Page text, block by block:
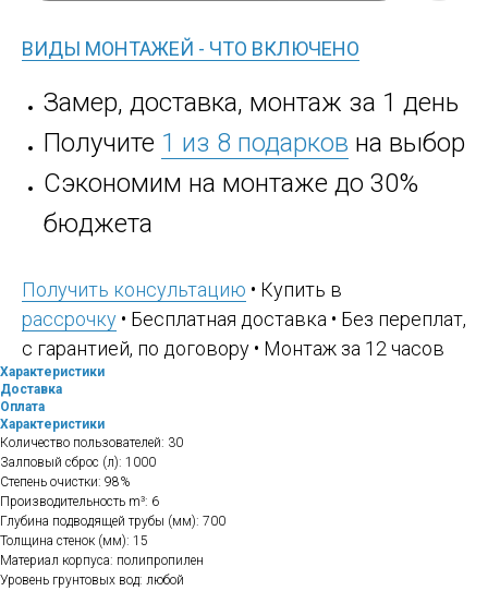
ВИДЫ МОНТАЖЕЙ - ЧТО ВКЛЮЧЕНО
Замер, доставка, монтаж за 1 день
Получите 1 из 8 подарков на выбор
Сэкономим на монтаже до 30%
бюджета
Получить консультацию • Купить в
рассрочку • Бесплатная доставка • Без переплат,
с гарантией, по договору • Монтаж за 12 часов
Характеристики
Доставка
Оплата
Характеристики
Количество пользователей: 30
Залповый сброс (л): 1000
Степень очистки: 98%
Производительность m³: 6
Глубина подводящей трубы (мм): 700
Толщина стенок (мм): 15
Материал корпуса: полипропилен
Уровень грунтовых вод: любой